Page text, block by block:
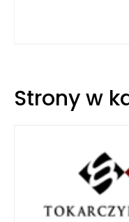
Strony w